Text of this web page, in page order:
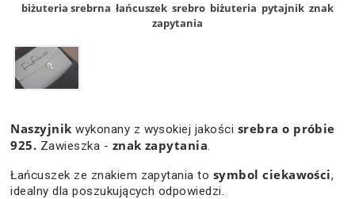
biżuteria srebrna łańcuszek srebro biżuteria pytajnik znak
zapytania
Naszyjnikwykonany z wysokiej jakości srebra o próbie
925. Zawieszka - znak zapytania.
Łańcuszek ze znakiem zapytania to symbol ciekawości,
idealny dla poszukujących odpowiedzi.